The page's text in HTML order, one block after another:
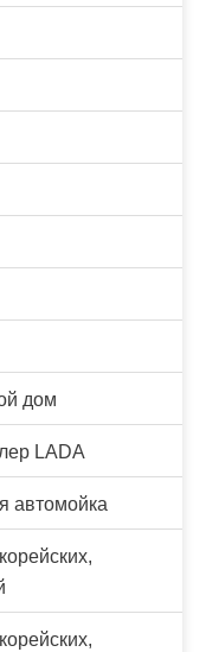
дом
LADA
автомойка